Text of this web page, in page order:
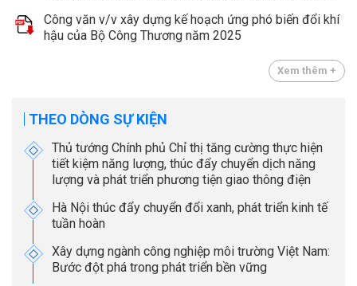
Công văn v/v xây dựng kế hoạch ứng phó biến đổi khí
hậu của Bộ Công Thương năm 2025
Xem thêm +
THEO DÒNG SỰ KIỆN
Thủ tướng Chính phủ Chỉ thị tăng cường thực hiện
tiết kiệm năng lượng, thúc đẩy chuyển dịch năng
lượng và phát triển phương tiện giao thông điện
Hà Nội thúc đẩy chuyển đổi xanh, phát triển kinh tế
tuần hoàn
Xây dựng ngành công nghiệp môi trường Việt Nam:
Bước đột phá trong phát triển bền vững